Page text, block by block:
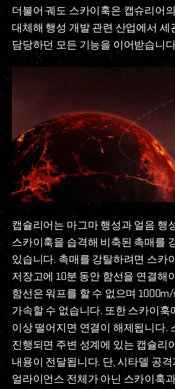
더불어 궤도 스카이훅은 캡슈리어
대체해 행성 개발 관련 산업에서 세
담당하던 모든 기능을 이어받습니
캡슐리어는 마그마 행성과 얼음 행
스카이훅을 습격해 비축된 촉매를
있습니다. 촉매를 강탈하려면 스카
저장고에 10분 동안 함선을 연결해
함선은 워프를 할 수 없으며
가속할 수 없습니다. 또한 스카이훅
이상 떨어지면 연결이 해제됩니다.
진행되면 주변 성계에 있는 캡슐리
내용이 전달됩니다. 단, 시타델 공
얼라이언스 전체가 아닌 스카이훅